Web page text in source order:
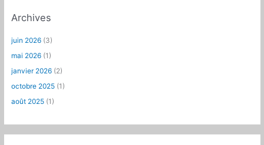
Archives
juin 2026 (3)
mai 2026 (1)
janvier 2026 (2)
octobre 2025 (1)
août 2025 (1)